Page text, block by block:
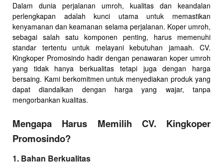
Dalam dunia perjalanan umroh, kualitas dan keandalan
perlengkapan adalah kunci utama untuk memastikan
kenyamanan dan keamanan selama perjalanan. Koper umroh,
sebagai salah satu komponen penting, harus memenuhi
standar tertentu untuk melayani kebutuhan jamaah. CV.
Kingkoper Promosindo hadir dengan penawaran koper umroh
yang tidak hanya berkualitas tetapi juga dengan harga
bersaing. Kami berkomitmen untuk menyediakan produk yang
dapat diandalkan dengan harga yang wajar, tanpa
mengorbankan kualitas.
Mengapa Harus Memilih CV. Kingkoper
Promosindo?
1. Bahan Berkualitas